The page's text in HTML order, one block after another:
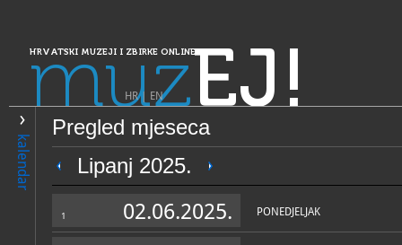
HRVATSKI MUZEJI I ZBIRKE ONLINE
muzEJ!
HR| EN
kalendar
Pregled mjeseca
Lipanj 2025.
1 02.06.2025. PONEDJELJAK
PRETRAŽIVANJE
Dalmacija
Arheološka zbirka "Burnum"